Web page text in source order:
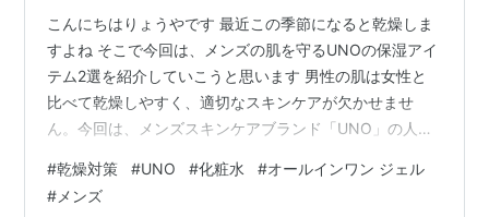
こんにちはりょうやです 最近この季節になると乾燥しま
すよね そこで今回は、メンズの肌を守るUNOの保湿アイ
テム2選を紹介していこうと思います 男性の肌は女性と
比べて乾燥しやすく、適切なスキンケアが欠かせませ
ん。今回は、メンズスキンケアブランド「UNO」の人気
タイプ、あなたの肌質と生活スタイルに合わせて選んで
みてください。 1.UNOスキンバリアローション：肌を守
#乾燥対策 #UNO #化粧水 #オールインワン ジェル
# メンズ